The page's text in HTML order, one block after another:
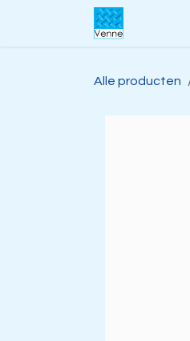
Overslaan naar inhoud
Alle producten